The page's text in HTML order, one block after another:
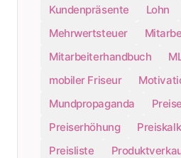
Kundenpräsente
Lohn
Mehrwertsteuer
Mitarbeiterhandbuch
mobiler Friseur
Mundpropaganda
Preise
Preiserhöhung
Preisliste